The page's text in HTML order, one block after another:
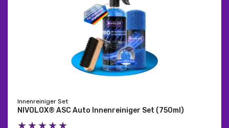
Innenreiniger Set
NIVOLOX® ASC Auto Innenreiniger Set (750ml)
★★★★★